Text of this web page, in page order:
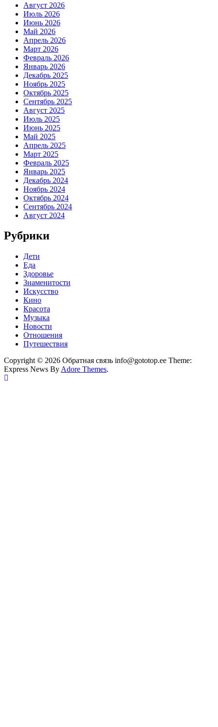
Август 2026
Июль 2026
Июнь 2026
Май 2026
Апрель 2026
Март 2026
Февраль 2026
Январь 2026
Декабрь 2025
Ноябрь 2025
Октябрь 2025
Сентябрь 2025
Август 2025
Июль 2025
Июнь 2025
Май 2025
Апрель 2025
Март 2025
Февраль 2025
Январь 2025
Декабрь 2024
Ноябрь 2024
Октябрь 2024
Сентябрь 2024
Август 2024
Рубрики
Дети
Еда
Здоровье
Знаменитости
Искусство
Кино
Красота
Музыка
Новости
Отношения
Путешествия
Copyright © 2026 Обратная связь info@gototop.ee Theme:
Express News By Adore Themes.